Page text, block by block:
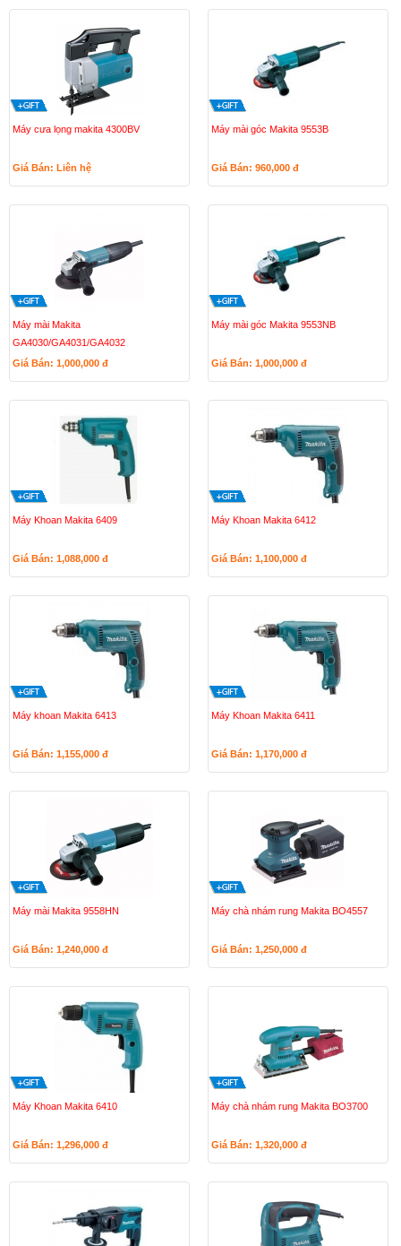
Máy cưa lọng makita 4300BV
Giá Bán: Liên hệ
Máy mài góc Makita 9553B
Giá Bán: 960,000 đ
Máy mài Makita
GA4030/GA4031/GA4032
Giá Bán: 1,000,000 đ
Máy mài góc Makita 9553NB
Giá Bán: 1,000,000 đ
Máy Khoan Makita 6409
Giá Bán: 1,088,000 đ
Máy Khoan Makita 6412
Giá Bán: 1,100,000 đ
Máy khoan Makita 6413
Giá Bán: 1,155,000 đ
Máy Khoan Makita 6411
Giá Bán: 1,170,000 đ
Máy mài Makita 9558HN
Giá Bán: 1,240,000 đ
Máy chà nhám rung Makita BO4557
Giá Bán: 1,250,000 đ
Máy Khoan Makita 6410
Giá Bán: 1,296,000 đ
Máy chà nhám rung Makita BO3700
Giá Bán: 1,320,000 đ